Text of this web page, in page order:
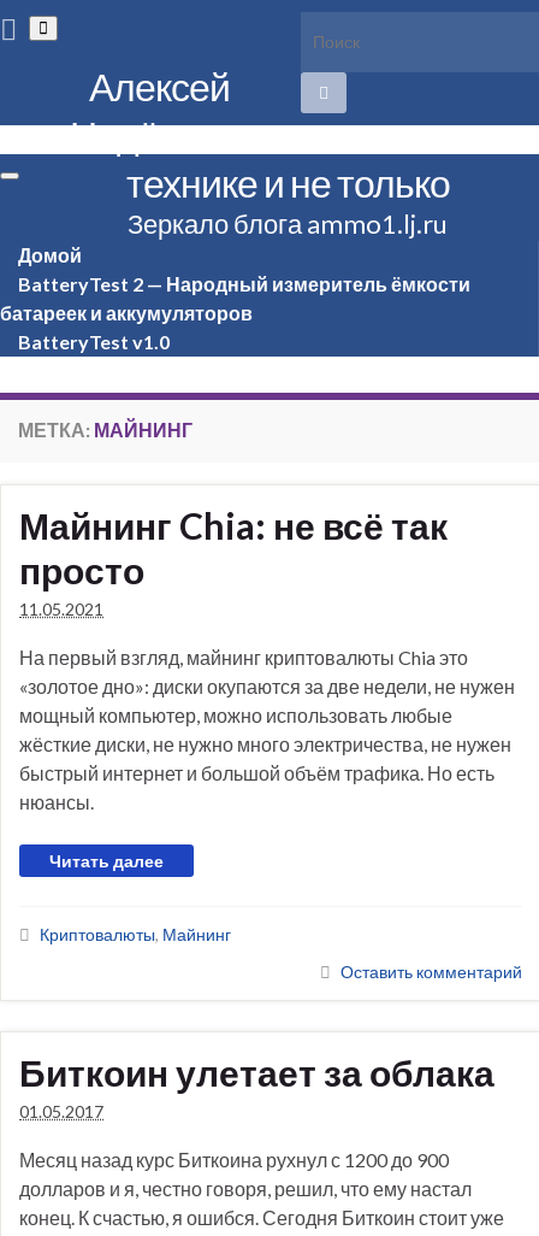
Вкл/
выкл
Вкл/
Алексей
Надёжин о
технике и не только
Зеркало блога ammo1.lj.ru
Домой
BatteryTest 2 — Народный измеритель ёмкости
батареек и аккумуляторов
BatteryTest v1.0
МЕТКА: МАЙНИНГ
Майнинг Chia: не всё так
просто
11.05.2021
На первый взгляд, майнинг криптовалюты Chia это
«золотое дно»: диски окупаются за две недели, не нужен
мощный компьютер, можно использовать любые
жёсткие диски, не нужно много электричества, не нужен
быстрый интернет и большой объём трафика. Но есть
нюансы.
Читать далее
Криптовалюты, Майнинг
Оставить комментарий
Биткоин улетает за облака
01.05.2017
Месяц назад курс Биткоина рухнул с 1200 до 900
долларов и я, честно говоря, решил, что ему настал
конец. К счастью, я ошибся. Сегодня Биткоин стоит уже